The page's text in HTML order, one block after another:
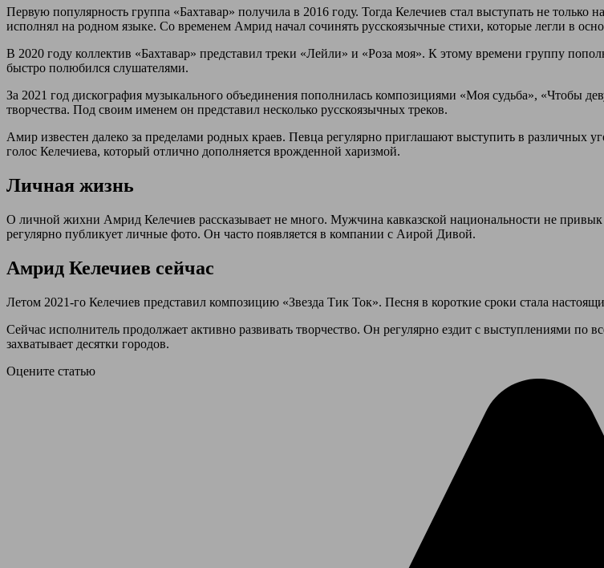
Первую популярность группа «Бахтавар» получила в 2016 году. Тогда Келечиев стал выступать не
исполнял на родном языке. Со временем Амрид начал сочинять русскоязычные стихи, которые легли в
В 2020 году коллектив «Бахтавар» представил треки «Лейли» и «Роза моя». К этому времени группу
быстро полюбился слушателями.
За 2021 год дискография музыкального объединения пополнилась композициями «Моя судьба», «Чтобы
творчества. Под своим именем он представил несколько русскоязычных треков.
Амир известен далеко за пределами родных краев. Певца регулярно приглашают выступить в
голос Келечиева, который отлично дополняется врожденной харизмой.
Личная жизнь
О личной жихни Амрид Келечиев рассказывает не много. Мужчина кавказской национальности не
регулярно публикует личные фото. Он часто появляется в компании с Аирой Дивой.
Амрид Келечиев сейчас
Летом 2021-го Келечиев представил композицию «Звезда Тик Ток». Песня в короткие сроки стала
Сейчас исполнитель продолжает активно развивать творчество. Он регулярно ездит с выступлениями
захватывает десятки городов.
Оцените статью